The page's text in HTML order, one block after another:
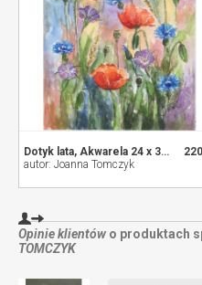
Dotyk lata, Akwarela 24 x 32 cm
autor: Joanna Tomczyk
Opinie klientów o produktach
TOMCZYK